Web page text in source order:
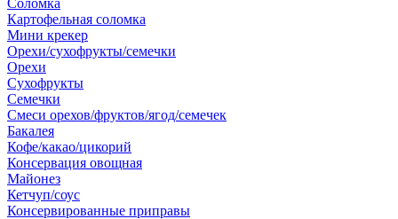
Соломка
Картофельная соломка
Мини крекер
Орехи/сухофрукты/семечки
Орехи
Сухофрукты
Семечки
Смеси орехов/фруктов/ягод/семечек
Бакалея
Кофе/какао/цикорий
Консервация овощная
Майонез
Кетчуп/соус
Консервированные приправы